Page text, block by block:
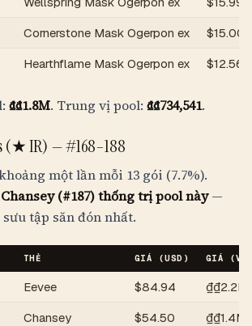
Cornerstone Mask Ogerpon ex $15.00
Hearthflame Mask Ogerpon ex $12.56
₫₫1.8M. Trung vị pool: ₫₫734,541.
(★ IR) —#168–188
một lần mỗi 13 gói (7.7%).
(#187) thống trị pool này—
tập săn đón nhất.
THẺ GIÁ (USD) GIÁ (
Eevee $84.94 ₫₫2.2M
Chansey $54.50 ₫₫1.4M